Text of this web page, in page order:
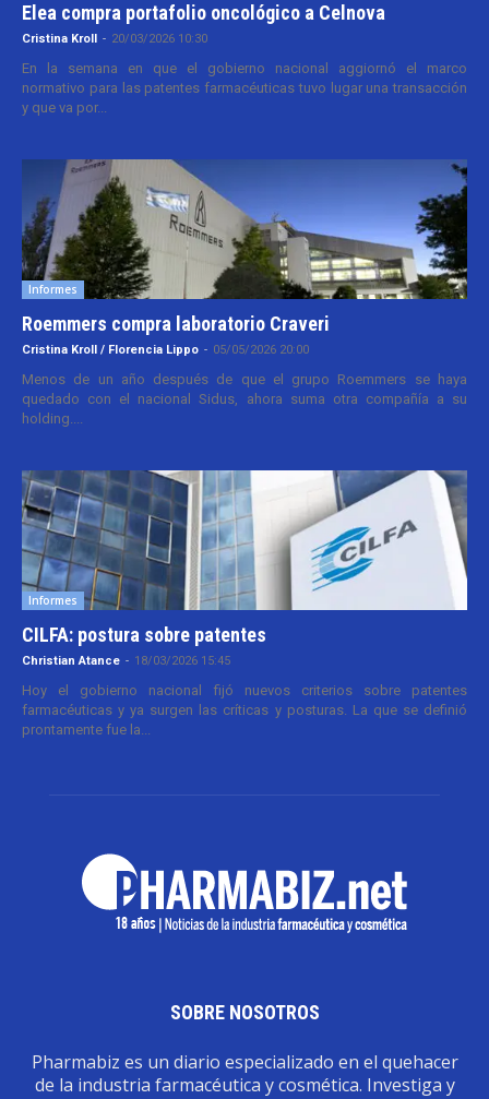
Elea compra portafolio oncológico a Celnova
Cristina Kroll - 20/03/2026 10:30
En la semana en que el gobierno nacional aggiornó el marco
normativo para las patentes farmacéuticas tuvo lugar una transacción
y que va por...
Informes
Roemmers compra laboratorio Craveri
Cristina Kroll / Florencia Lippo - 05/05/2026 20:00
Menos de un año después de que el grupo Roemmers se haya
quedado con el nacional Sidus, ahora suma otra compañía a su
holding....
Informes
CILFA: postura sobre patentes
Christian Atance - 18/03/2026 15:45
Hoy el gobierno nacional fijó nuevos criterios sobre patentes
farmacéuticas y ya surgen las críticas y posturas. La que se definió
prontamente fue la...
SOBRE NOSOTROS
Pharmabiz es un diario especializado en el quehacer
de la industria farmacéutica y cosmética. Investiga y